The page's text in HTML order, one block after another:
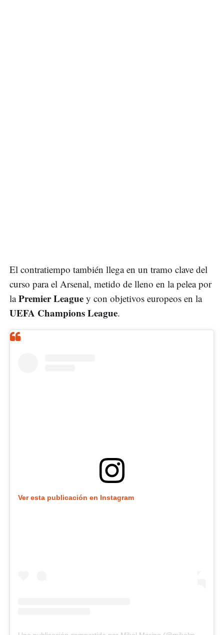
El contratiempo también llega en un tramo clave del
curso para el Arsenal, metido de lleno en la pelea por
laPremier League y con objetivos europeos en la
UEFA Champions League.
Ver esta publicación en Instagram